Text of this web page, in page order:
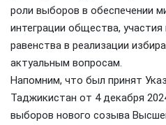
роли выборов в обеспечении
интеграции общества,
равенства в реализации
актуальным вопросам.
Напомним, что был принят
Таджикистан от 4 декабря
выборов нового созыва